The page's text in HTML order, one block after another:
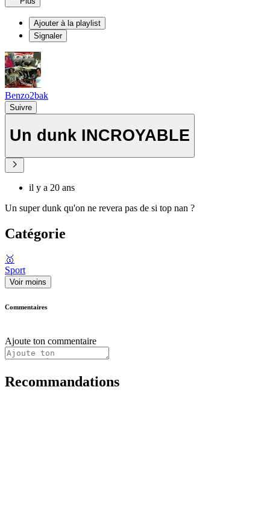
Ajouter à la playlist
Signaler
Benzo2bak
Suivre
Un dunk INCROYABLE
il y a 20 ans
Un super dunk qu'on ne revera pas de si top nan ?
Catégorie
🥇
Sport
Voir moins
Commentaires
Ajoute ton commentaire
Recommandations